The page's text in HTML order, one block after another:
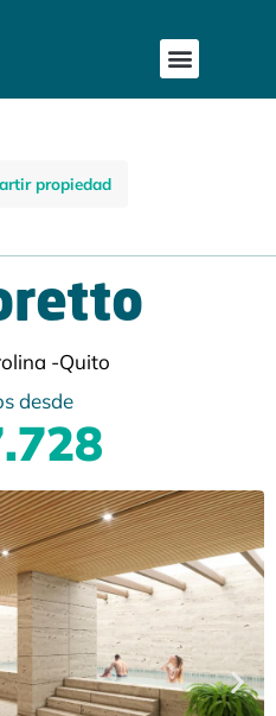
propiedad
-Quito
desde